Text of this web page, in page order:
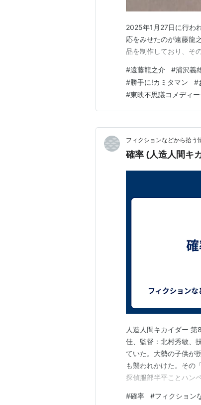
2025年1月27日に行わ
応をみせたのが遠藤龍
品を制作しており、そ
#遠藤龍之介 #浦沢義
#勝手に!カミタマン #
#東映不思議コメディ
フィクションなどから拾う
確率 (人造人間キ
人造人間キカイダー
佳、監督：北村秀敏、
ていた。大勢の子供が
も襲われかけた。その
探偵服部半平ことハン
なかった。「ぐみの木
#確率 #フィクション